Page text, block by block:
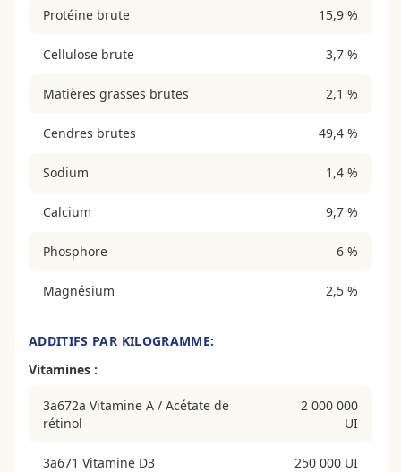
Protéine brute 15,9 %
Cellulose brute 3,7 %
Matières grasses brutes 2,1 %
Cendres brutes 49,4 %
Sodium 1,4 %
Calcium 9,7 %
Phosphore 6 %
Magnésium 2,5 %
ADDITIFS PAR KILOGRAMME:
Vitamines :
3a672a Vitamine A / Acétate de
rétinol
2 000 000
UI
3a671 Vitamine D3 250 000 UI